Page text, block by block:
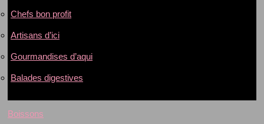
Chefs bon profit
Artisans d’ici
Gourmandises d’aqui
Balades digestives
Boissons